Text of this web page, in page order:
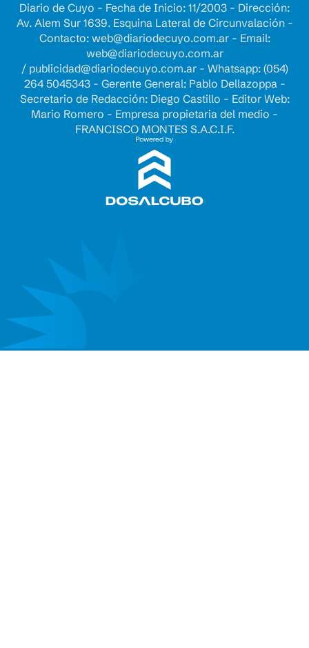
Diario de Cuyo - Fecha de Inicio: 11/2003 - Dirección:
Av. Alem Sur 1639. Esquina Lateral de Circunvalación -
Contacto: web@diariodecuyo.com.ar- Email:
web@diariodecuyo.com.ar
/ publicidad@diariodecuyo.com.ar- Whatsapp: (054)
264 5045343 - Gerente General: Pablo Dellazoppa -
Secretario de Redacción: Diego Castillo - Editor Web:
Mario Romero - Empresa propietaria del medio -
FRANCISCO MONTES S.A.C.I.F.